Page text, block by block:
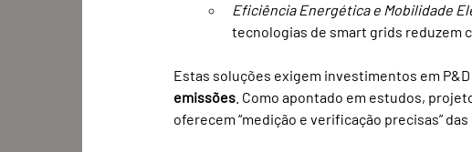
Eficiência Energética e Mobilidade
tecnologias de smart grids reduzem
Estas soluções exigem investimentos em
emissões . Como apontado em estudos,
oferecem “medição e verificação precisas”